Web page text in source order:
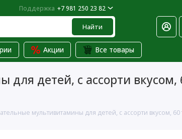
Поддержка +7 981 250 23 82
Найти
Акции Все товары
детей, с ассорти вкусом,
мультивитамины для детей, с ассорти вкусом,